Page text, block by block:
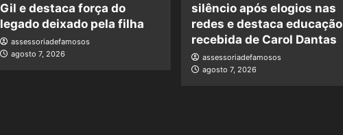
Gil e destaca força do
legado deixado pela filha
assessoriadefamosos
agosto 7, 2026
silêncio após elogios nas
redes e destaca educação
recebida de Carol Dantas
assessoriadefamosos
agosto 7, 2026